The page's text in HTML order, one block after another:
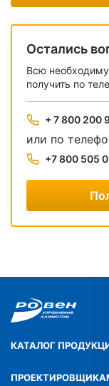
Остались
Всю
получить по
+ 7 800 200
или по
+7 800 505
КАТАЛОГ